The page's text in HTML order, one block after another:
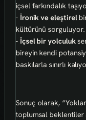
içsel farkındalık
- İronik ve eleştirel
kültürünü sorguluyor.
- İçsel bir yolculuk
bireyin kendi
baskılarla sınırlı
Sonuç olarak,
toplumsal beklentiler